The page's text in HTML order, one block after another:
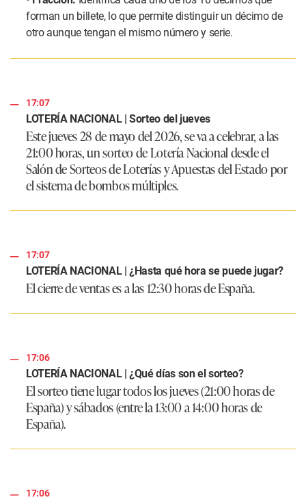
forman un billete, lo que permite distinguir un décimo de
otro aunque tengan el mismo número y serie.
17:07
LOTERÍA NACIONAL | Sorteo del jueves
Este jueves 28 de mayo del 2026, se va a celebrar, a las
21:00 horas, un sorteo de Lotería Nacional desde el
Salón de Sorteos de Loterías y Apuestas del Estado por
el sistema de bombos múltiples.
17:07
LOTERÍA NACIONAL | ¿Hasta qué hora se puede jugar?
El cierre de ventas es a las 12:30 horas de España.
17:06
LOTERÍA NACIONAL | ¿Qué días son el sorteo?
El sorteo tiene lugar todos los jueves (21:00 horas de
España) y sábados (entre la 13:00 a 14:00 horas de
España).
17:06